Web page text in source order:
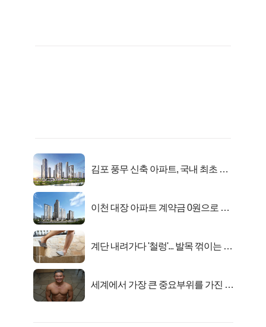
김포 풍무 신축 아파트, 국내 최초 반
이천 대장 아파트 계약금 0원으로 내
계단 내려가다 '철렁'... 발목 꺾이는 이
세계에서 가장 큰 중요부위를 가진 남